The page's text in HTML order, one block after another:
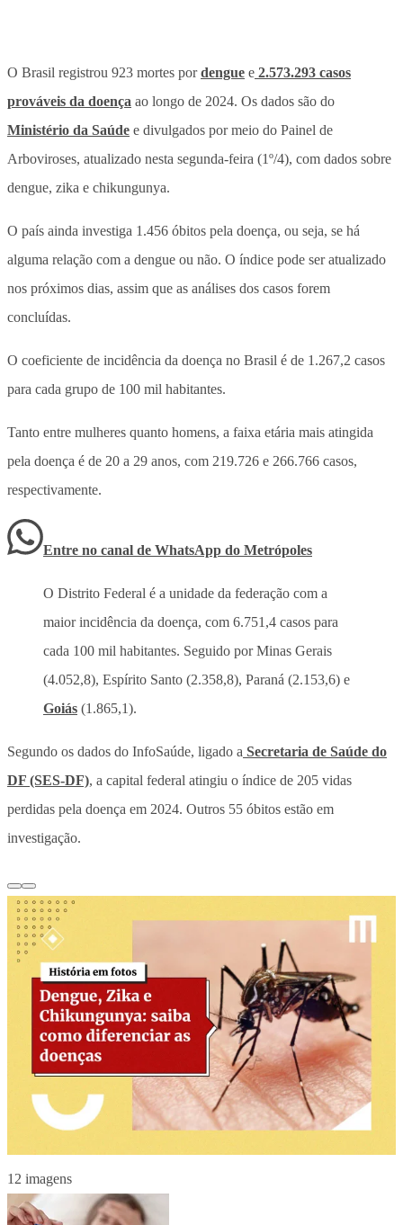
O Brasil registrou 923 mortes pordengue e 2.573.293 casos
prováveis da doença ao longo de 2024. Os dados são do
Ministério da Saúde e divulgados por meio do Painel de
Arboviroses, atualizado nesta segunda-feira (1º/4), com dados sobre
dengue, zika e chikungunya.
O país ainda investiga 1.456 óbitos pela doença, ou seja, se há
alguma relação com a dengue ou não. O índice pode ser atualizado
nos próximos dias, assim que as análises dos casos forem
concluídas.
O coeficiente de incidência da doença no Brasil é de 1.267,2 casos
para cada grupo de 100 mil habitantes.
Tanto entre mulheres quanto homens, a faixa etária mais atingida
pela doença é de 20 a 29 anos, com 219.726 e 266.766 casos,
respectivamente.
Entre no canal de WhatsApp do Metrópoles
O Distrito Federal é a unidade da federação com a
maior incidência da doença, com 6.751,4 casos para
cada 100 mil habitantes. Seguido por Minas Gerais
(4.052,8), Espírito Santo (2.358,8), Paraná (2.153,6) e
Goiás (1.865,1).
Segundo os dados do InfoSaúde, ligado a Secretaria de Saúde do
DF (SES-DF), a capital federal atingiu o índice de 205 vidas
perdidas pela doença em 2024. Outros 55 óbitos estão em
investigação.
12 imagens